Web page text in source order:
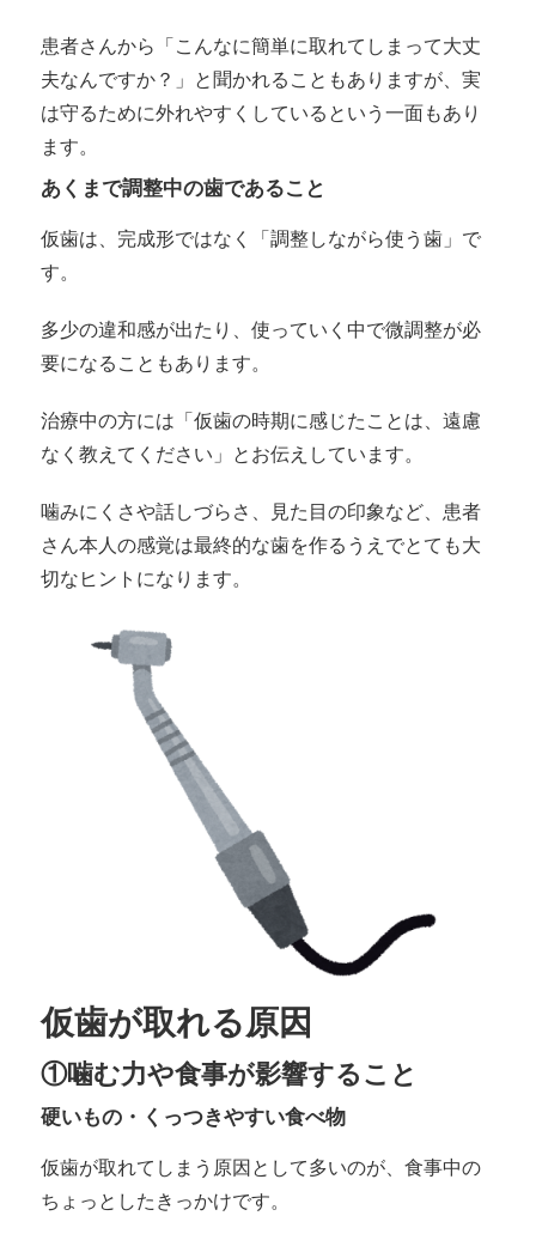
患者さんから「こんなに簡単に取れてしまって大丈
夫なんですか？」と聞かれることもありますが、実
は守るために外れやすくしているという一面もあり
ます。
あくまで調整中の歯であること
仮歯は、完成形ではなく「調整しながら使う歯」で
す。
多少の違和感が出たり、使っていく中で微調整が必
要になることもあります。
治療中の方には「仮歯の時期に感じたことは、遠慮
なく教えてください」とお伝えしています。
噛みにくさや話しづらさ、見た目の印象など、患者
さん本人の感覚は最終的な歯を作るうえでとても大
切なヒントになります。
仮歯が取れる原因
①噛む力や食事が影響すること
硬いもの・くっつきやすい食べ物
仮歯が取れてしまう原因として多いのが、食事中の
ちょっとしたきっかけです。